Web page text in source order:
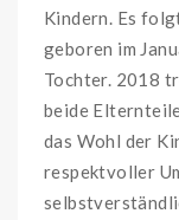
Kindern. Es
geboren im
Tochter. 2018
beide
das Wohl der
respektvoller